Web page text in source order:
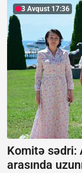
3 Avqust 17:36
Komitə sədri:
arasında